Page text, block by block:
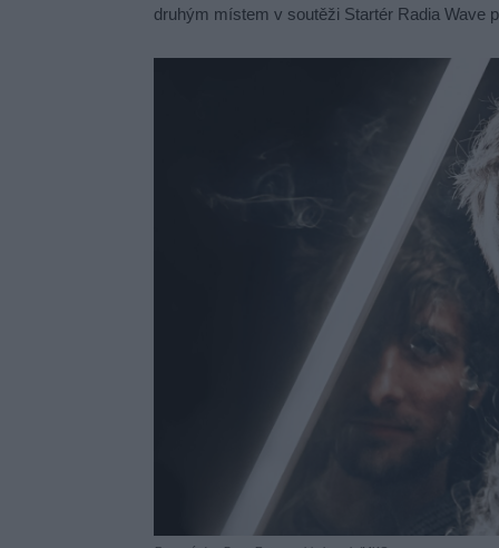
druhým místem v soutěži Startér Radia Wave